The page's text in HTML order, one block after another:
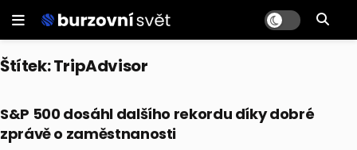
Štítek:TripAdvisor
S&P 500 dosáhl dalšího rekordu díky dobré
zprávě o zaměstnanosti